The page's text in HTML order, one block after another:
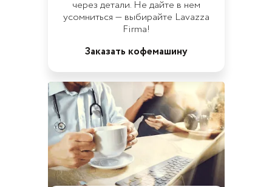
через детали. Не дайте в нем
усомниться — выбирайте Lavazza
Firma!
Заказать кофемашину